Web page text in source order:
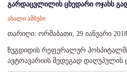
გარდაცვლილის ცხედარი ოჯახს
ახალი ამბები
თარიღი: ორშაბათი, 29 იანვარი
ზუგდიდის რეფერალურ
ავტოავარიის შედეგად დაღუპულის